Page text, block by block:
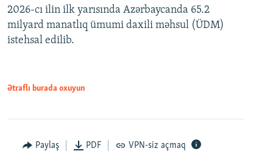
Auto 240p 360p 480p
360p
480p
2026-cı ilin ilk yarısında Azərbaycanda 65.2
milyard manatlıq ümumi daxili məhsul (ÜDM)
istehsal edilib.
Ətraflı burada oxuyun
Paylaş PDF VPN-siz açmaq